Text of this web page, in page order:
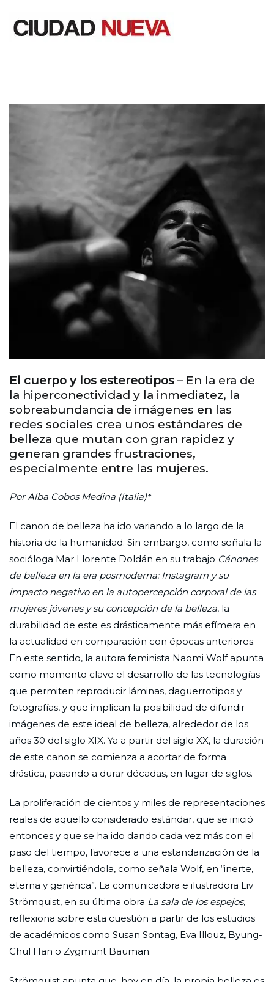
El cuerpo y los estereotipos – En la era de
la hiperconectividad y la inmediatez, la
sobreabundancia de imágenes en las
redes sociales crea unos estándares de
belleza que mutan con gran rapidez y
generan grandes frustraciones,
especialmente entre las mujeres.
Por Alba Cobos Medina (Italia)*
El canon de belleza ha ido variando a lo largo de la
historia de la humanidad. Sin embargo, como señala la
socióloga Mar Llorente Doldán en su trabajo Cánones
de belleza en la era posmoderna: Instagram y su
impacto negativo en la autopercepción corporal de las
mujeres jóvenes y su concepción de la belleza, la
durabilidad de este es drásticamente más efímera en
la actualidad en comparación con épocas anteriores.
En este sentido, la autora feminista Naomi Wolf apunta
como momento clave el desarrollo de las tecnologías
que permiten reproducir láminas, daguerrotipos y
fotografías, y que implican la posibilidad de difundir
imágenes de este ideal de belleza, alrededor de los
años 30 del siglo XIX. Ya a partir del siglo XX, la duración
de este canon se comienza a acortar de forma
drástica, pasando a durar décadas, en lugar de siglos.
La proliferación de cientos y miles de representaciones
reales de aquello considerado estándar, que se inició
entonces y que se ha ido dando cada vez más con el
paso del tiempo, favorece a una estandarización de la
belleza, convirtiéndola, como señala Wolf, en “inerte,
eterna y genérica”. La comunicadora e ilustradora Liv
Strömquist, en su última obra La sala de los espejos,
reflexiona sobre esta cuestión a partir de los estudios
de académicos como Susan Sontag, Eva Illouz, Byung-
Chul Han o Zygmunt Bauman.